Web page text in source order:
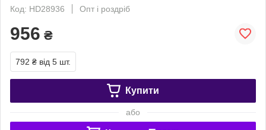
Код: HD28936
Опт і роздріб
956 ₴
792 ₴ від 5 шт.
Купити
або